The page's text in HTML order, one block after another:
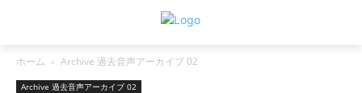
ホーム Archive 過去音声アーカイブ 02
Archive 過去音声アーカイブ 02